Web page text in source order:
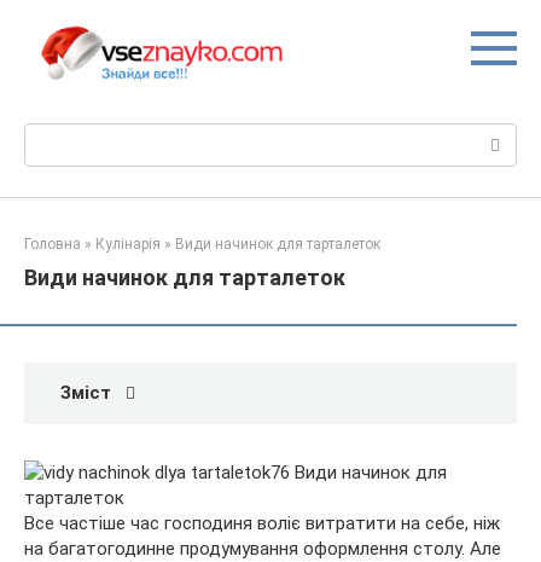
вмісту
Головна » Кулінарія » Види начинок для тарталеток
Види начинок для тарталеток
Зміст
Все частіше час господиня воліє витратити на себе, ніж
на багатогодинне продумування оформлення столу. Але